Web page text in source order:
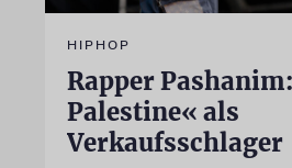
HIPHOP
Rapper
Palestine« als
Verkaufsschlager